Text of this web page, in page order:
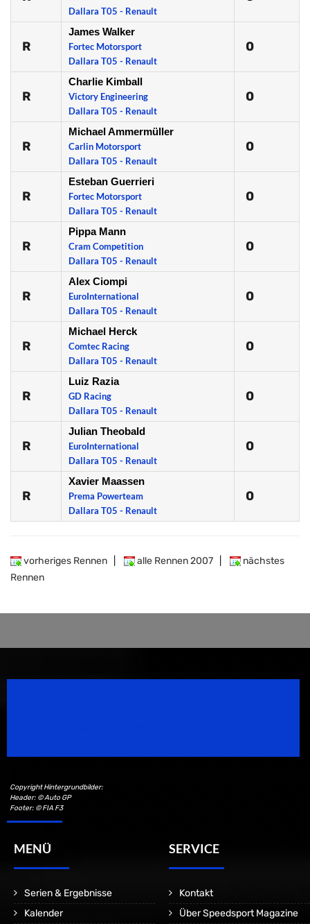
Dallara T05 - Renault
R
James Walker
Fortec Motorsport
Dallara T05 - Renault
0
R
Charlie Kimball
Victory Engineering
Dallara T05 - Renault
0
R
Michael Ammermüller
Carlin Motorsport
Dallara T05 - Renault
0
R
Esteban Guerrieri
Fortec Motorsport
Dallara T05 - Renault
0
R
Pippa Mann
Cram Competition
Dallara T05 - Renault
0
R
Alex Ciompi
EuroInternational
Dallara T05 - Renault
0
R
Michael Herck
Comtec Racing
Dallara T05 - Renault
0
R
Luiz Razia
GD Racing
Dallara T05 - Renault
0
R
Julian Theobald
EuroInternational
Dallara T05 - Renault
0
R
Xavier Maassen
Prema Powerteam
Dallara T05 - Renault
0
vorheriges Rennen alle Rennen 2007
nächstes
Rennen
Copyright Hintergrundbilder:
Header: © Auto GP
Footer: © FIA F3
MENÜ
Serien & Ergebnisse
Kalender
SERVICE
Kontakt
Über Speedsport Magazine